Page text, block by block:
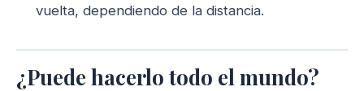
vuelta, dependiendo de la distancia.
¿Puede hacerlo todo el mundo?